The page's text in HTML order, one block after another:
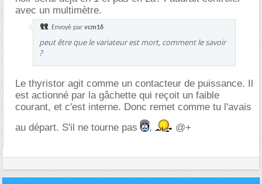
avec un multimètre.
Envoyé par vcm16
peut être que le variateur est mort, comment le savoir
?
Le thyristor agit comme un contacteur de puissance. Il
est actionné par la gâchette qui reçoit un faible
courant, et c'est interne. Donc remet comme tu l'avais
au départ. S'il ne tourne pas
, @+